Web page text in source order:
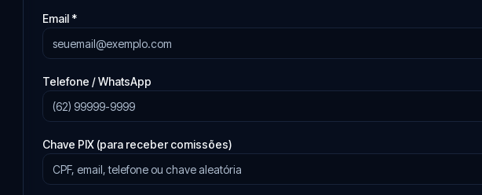
Email *
Telefone / WhatsApp
Chave PIX (para receber comissões)